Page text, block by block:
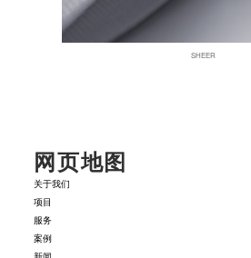
SHEER
网页地图
关于我们
项目
服务
案例